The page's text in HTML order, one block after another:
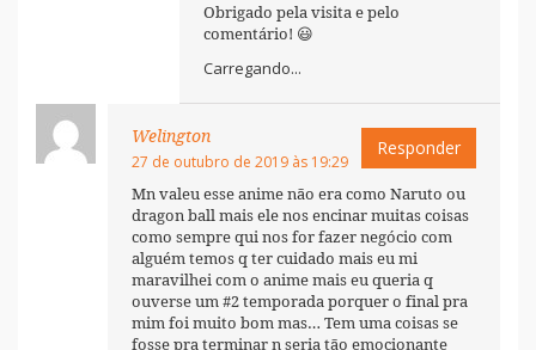
Obrigado pela visita e pelo
comentário! 😃
Carregando...
Welington
27 de outubro de 2019 às 19:29
Mn valeu esse anime não era como Naruto ou
dragon ball mais ele nos encinar muitas coisas
como sempre qui nos for fazer negócio com
alguém temos q ter cuidado mais eu mi
maravilhei com o anime mais eu queria q
ouverse um #2 temporada porquer o final pra
mim foi muito bom mas… Tem uma coisas se
fosse pra terminar n seria tão emocionante
Responder